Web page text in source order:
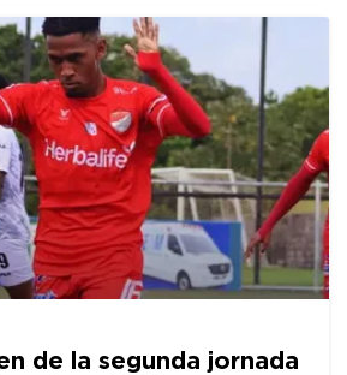
de la segunda jornada